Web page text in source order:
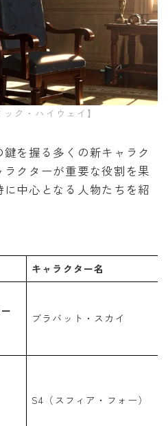
ク・ハイウェイ】
を握る多くの新キャラク
クターが重要な役割を果
中心となる人物たちを紹
キャラクター名
ブラバット・スカイ
S4（スフィア・フォー）